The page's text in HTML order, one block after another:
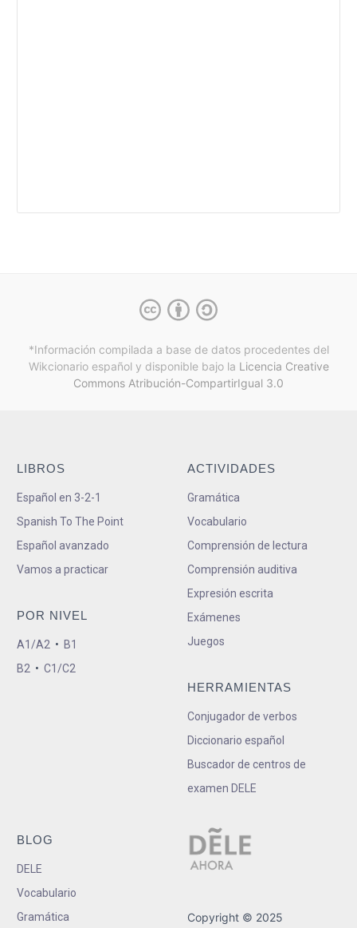
*Información compilada a base de datos procedentes del
Wikcionario español y disponible bajo la Licencia Creative
Commons Atribución-CompartirIgual 3.0
LIBROS
Español en 3-2-1
Spanish To The Point
Español avanzado
Vamos a practicar
POR NIVEL
A1/A2 • B1
B2 • C1/C2
ACTIVIDADES
Gramática
Vocabulario
Comprensión de lectura
Comprensión auditiva
Expresión escrita
Exámenes
Juegos
HERRAMIENTAS
Conjugador de verbos
Diccionario español
Buscador de centros de
examen DELE
BLOG
DELE
Vocabulario
Gramática
Copyright © 2025